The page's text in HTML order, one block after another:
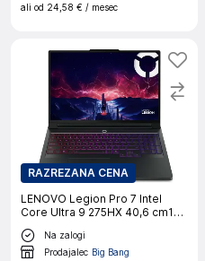
ali od 24,58 € / mesec
RAZREZANA CENA
LENOVO Legion Pro 7 Intel
Core Ultra 9 275HX 40,6 cm16''
WQXGA OLED 240Hz 64GB 2TB
RTX 5080 W11H Eclipse Black
prenosni računalnik
Na zalogi
Prodajalec Big Bang